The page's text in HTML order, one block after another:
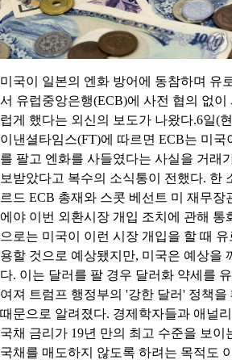
미국이 일본의 엔화 방어에 동참하며 유
서 유럽중앙은행(ECB)에 사전 협의 없이
럽게 했다는 외신의 보도가 나왔다.6일(
이낸셜타임스(FT)에 따르면 ECB는 미국
를 팔고 엔화를 사들였다는 사실을 거래
보받았다고 복수의 소식통이 전했다. 한
르드 ECB 총재와 스콧 베선트 미 재무장
에야 이번 외환시장 개입 조치에 관해 통
으로는 미국이 이런 시장 개입을 할 때
용할 것으로 예상됐지만, 미국은 예상을
다. 이는 달러를 팔 경우 달러화 약세를
여져 트럼프 행정부의 '강한 달러' 정책을
때문으로 알려졌다. 경제학자들과 애널
국채 금리가 19년 만의 최고 수준을 보이
국채를 매도하지 않도록 하려는 목적도